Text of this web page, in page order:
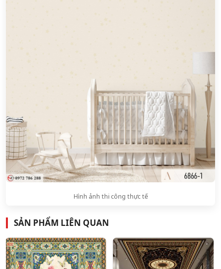
Hình ảnh thi công thực tế
SẢN PHẨM LIÊN QUAN